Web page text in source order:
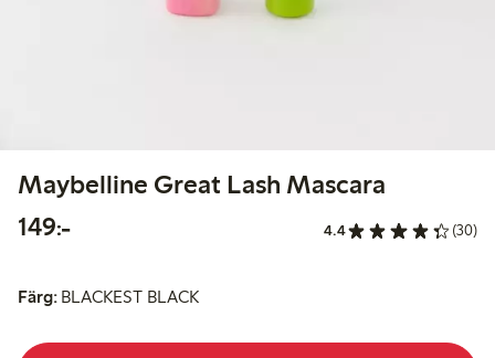
Maybelline Great Lash Mascara
149:-149,00 kr 4.4 (30)
Färg: BLACKEST BLACK